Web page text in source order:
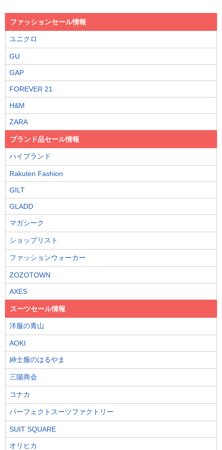
ファッションセール情報
ユニクロ
GU
GAP
FOREVER 21
H&M
ZARA
ブランド品セール情報
ハイブランド
Rakuten Fashion
GILT
GLADD
マガシーク
ショップリスト
ファッションウォーカー
ZOZOTOWN
AXES
スーツセール情報
洋服の青山
AOKI
紳士服のはるやま
三陽商会
コナカ
パーフェクトスーツファクトリー
SUIT SQUARE
オリヒカ